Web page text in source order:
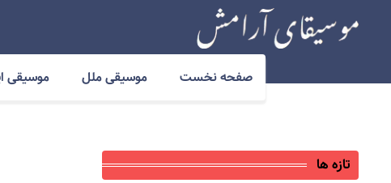
صفحه نخست موسیقی ملل موسیقی
تازه ها